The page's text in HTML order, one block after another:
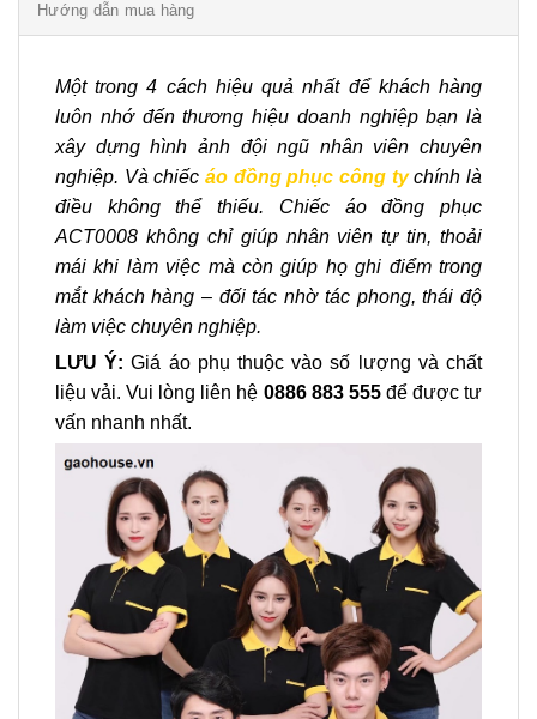
Hướng dẫn mua hàng
Một trong 4 cách hiệu quả nhất để khách hàng
luôn nhớ đến thương hiệu doanh nghiệp bạn là
xây dựng hình ảnh đội ngũ nhân viên chuyên
nghiệp. Và chiếc áo đồng phục công tychính là
điều không thể thiếu. Chiếc áo đồng phục
ACT0008 không chỉ giúp nhân viên tự tin, thoải
mái khi làm việc mà còn giúp họ ghi điểm trong
mắt khách hàng – đối tác nhờ tác phong, thái độ
làm việc chuyên nghiệp.
LƯU Ý:Giá áo phụ thuộc vào số lượng và chất
liệu vải. Vui lòng liên hệ 0886 883 555để được tư
vấn nhanh nhất.